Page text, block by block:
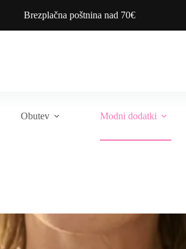
Brezplačna poštnina nad 70€
Obutev Modni dodatki